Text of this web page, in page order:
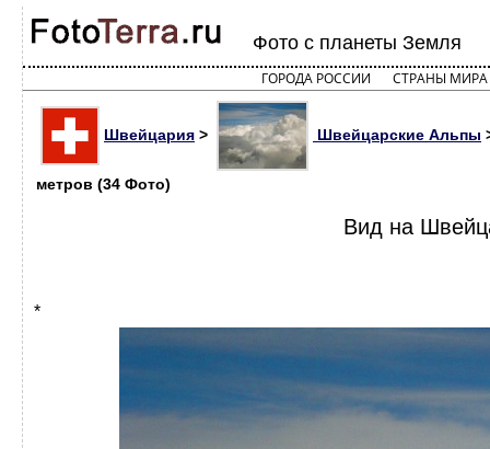
Фото с планеты Земля
ГОРОДА РОССИИ СТРАНЫ МИРА
Швейцария > Швейцарские Альпы
метров (34 Фото)
Вид на
*